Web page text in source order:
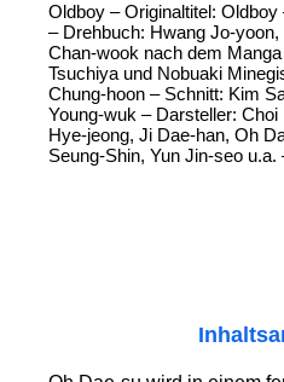
Oldboy – Originaltitel:
– Drehbuch: Hwang Jo-
Chan-wook nach dem
Tsuchiya und Nobuaki
Chung-hoon – Schnitt: Kim
Young-wuk – Darsteller:
Hye-jeong, Ji Dae-han, Oh
Seung-Shin, Yun Jin-seo u.a.